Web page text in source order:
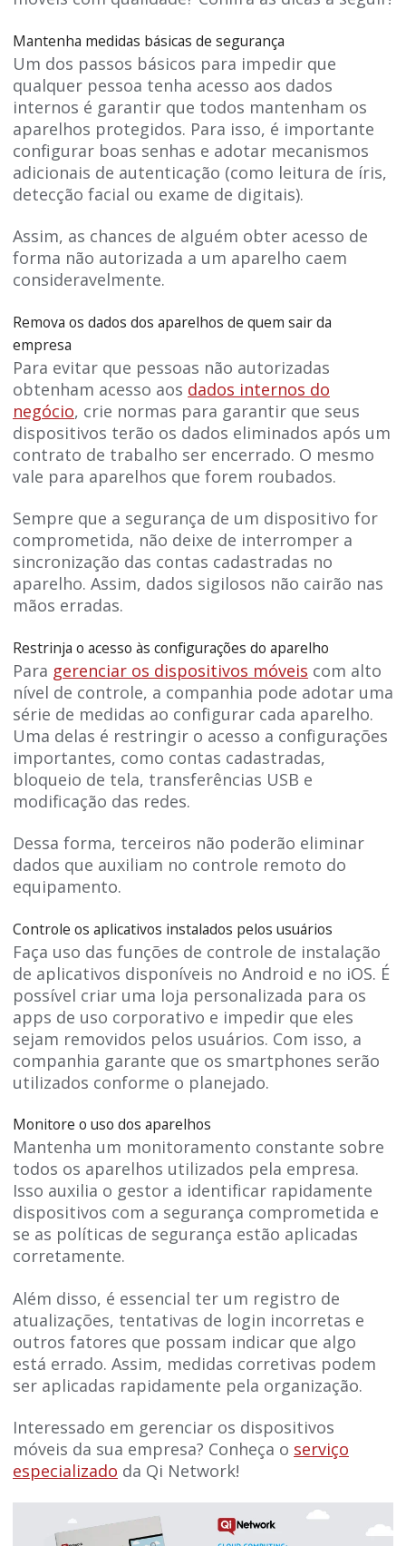
Mantenha medidas básicas de segurança
Um dos passos básicos para impedir que
qualquer pessoa tenha acesso aos dados
internos é garantir que todos mantenham os
aparelhos protegidos. Para isso, é importante
configurar boas senhas e adotar mecanismos
adicionais de autenticação (como leitura de íris,
detecção facial ou exame de digitais).
Assim, as chances de alguém obter acesso de
forma não autorizada a um aparelho caem
consideravelmente.
Remova os dados dos aparelhos de quem sair da
empresa
Para evitar que pessoas não autorizadas
obtenham acesso aos dados internos do
negócio, crie normas para garantir que seus
dispositivos terão os dados eliminados após um
contrato de trabalho ser encerrado. O mesmo
vale para aparelhos que forem roubados.
Sempre que a segurança de um dispositivo for
comprometida, não deixe de interromper a
sincronização das contas cadastradas no
aparelho. Assim, dados sigilosos não cairão nas
mãos erradas.
Restrinja o acesso às configurações do aparelho
Para gerenciar os dispositivos móveis com alto
nível de controle, a companhia pode adotar uma
série de medidas ao configurar cada aparelho.
Uma delas é restringir o acesso a configurações
importantes, como contas cadastradas,
bloqueio de tela, transferências USB e
modificação das redes.
Dessa forma, terceiros não poderão eliminar
dados que auxiliam no controle remoto do
equipamento.
Controle os aplicativos instalados pelos usuários
Faça uso das funções de controle de instalação
de aplicativos disponíveis no Android e no iOS. É
possível criar uma loja personalizada para os
apps de uso corporativo e impedir que eles
sejam removidos pelos usuários. Com isso, a
companhia garante que os smartphones serão
utilizados conforme o planejado.
Monitore o uso dos aparelhos
Mantenha um monitoramento constante sobre
todos os aparelhos utilizados pela empresa.
Isso auxilia o gestor a identificar rapidamente
dispositivos com a segurança comprometida e
se as políticas de segurança estão aplicadas
corretamente.
Além disso, é essencial ter um registro de
atualizações, tentativas de login incorretas e
outros fatores que possam indicar que algo
está errado. Assim, medidas corretivas podem
ser aplicadas rapidamente pela organização.
Interessado em gerenciar os dispositivos
móveis da sua empresa? Conheça o serviço
especializado da Qi Network!